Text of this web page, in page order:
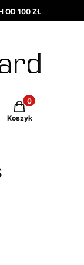
OD 100 ZŁ
Produkty w
Koszyk